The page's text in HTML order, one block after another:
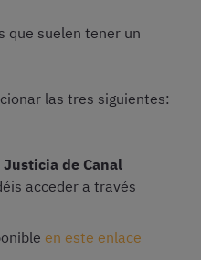
que suelen tener un
las tres siguientes:
Justicia de Canal
acceder a través
en este enlace